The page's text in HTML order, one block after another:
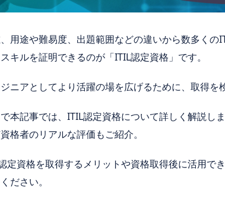
用途や難易度、出題範囲などの違いから数多く
キルを証明できるのが「ITIL認定資格」です。
ニアとしてより活躍の場を広げるために、取得
本記事では、ITIL認定資格について詳しく解説し
格者のリアルな評価もご紹介。
定資格を取得するメリットや資格取得後に活用で
ださい。